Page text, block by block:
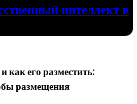
интеллект в
как его разместить:
размещения